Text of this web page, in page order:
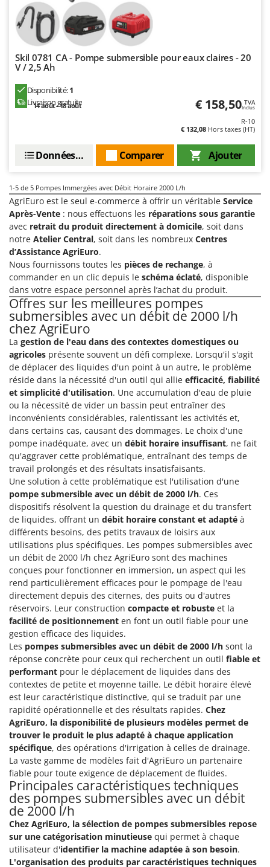
Perches Élagueuses
Pétrins à Spirale
Piscines
Planteuses de pommes de terre pour tracteur
Plateaux de coupe pour tracteur
Plumeuses
Pompes d'irrigation à tracteur
Pompes immergées électriques
Postes à souder
Poussoirs à saucisse
Presses à pellets
Pressoirs à fruits
Pressoirs à Raisin
Pulvérisateurs
Pulvérisateurs portés
R
Rafraîchisseurs d'air par évaporation
Rampes de chargement en aluminium
Râpes à fromage électriques
Râteaux pour tracteur
Remplisseuses
Robots nettoyeurs de piscine
Robots Tondeuses
Rogneuses de souches
Rouleaux pour tracteur
S
Scies à os
Scies à Ruban
Scies alternatives à batterie
Scies de jardin télescopiques
Sécateurs électriques à batterie
Sécateurs et Échenilloirs manuels
Sécateurs pneumatiques
Semoirs et Épandeurs d'engrais
Socs pour tracteur
Souffleurs aspirateurs pour Feuilles
Soufreuses - Poudreuses à dos
Soufreuses - Poudreuses pour tracteur
T
Taille-haies
Taille-haies à bras pour tracteur
Tarières
Tondeuses à Gazon
Tondeuses autoportées
Tondeuses débroussailleuses thermiques
Trancheuses
Francini
G
G3 Ferrari
Gardena
GeoTech
Ginko - MGM
Girmi
GRAEF
Gre
GreenBay
Greenworks
GRIFO
GVS
GYS
H
Hailo
Helvi
Henx
HiKOKI
Honda
I
Idromatic
Il-Tec
Imperia
Infaco
Intec
Intex
Italyco
ITM
J JOLLY ITALIA
K
KAAZ
Karcher
Kasco
Kemper
Keter
KitchenAid
Komo
L
Laica
Lampacrescia - MGM
Landxcape
LAR Casalinghi
Skil 0781 CA - Pompe submersible pour eaux claires - 20
V / 2,5 Ah
Disponibilité:1
Livraison gratuite
14 août - 18 août € 158,50 TVA
Inclus
R-10
€ 132,08 Hors taxes (HT)
Ajouter
Comparer
Données techniques
1-5 de 5 Pompes Immergées avec Débit Horaire 2000 L/h
AgriEuro est le seul e-commerce à offrir un véritable Service
Après-Vente : nous effectuons les réparations sous garantie
avec retrait du produit directement à domicile, soit dans
notre Atelier Central, soit dans les nombreux Centres
d’Assistance AgriEuro.
Nous fournissons toutes les pièces de rechange, à
commander en un clic depuis le schéma éclaté, disponible
dans votre espace personnel après l’achat du produit.
Offres sur les meilleures pompes
submersibles avec un débit de 2000 l/h
chez AgriEuro
La gestion de l'eau dans des contextes domestiques ou
agricoles présente souvent un défi complexe. Lorsqu'il s'agit
de déplacer des liquides d'un point à un autre, le problème
réside dans la nécessité d'un outil qui allie efficacité, fiabilité
et simplicité d'utilisation. Une accumulation d'eau de pluie
ou la nécessité de vider un bassin peut entraîner des
inconvénients considérables, ralentissant les activités et,
dans certains cas, causant des dommages. Le choix d'une
pompe inadéquate, avec un débit horaire insuffisant, ne fait
qu'aggraver cette problématique, entraînant des temps de
travail prolongés et des résultats insatisfaisants.
Une solution à cette problématique est l'utilisation d'une
pompe submersible avec un débit de 2000 l/h. Ces
dispositifs résolvent la question du drainage et du transfert
de liquides, offrant un débit horaire constant et adapté à
différents besoins, des petits travaux de loisirs aux
utilisations plus spécifiques. Les pompes submersibles avec
un débit de 2000 l/h chez AgriEuro sont des machines
conçues pour fonctionner en immersion, un aspect qui les
rend particulièrement efficaces pour le pompage de l'eau
directement depuis des citernes, des puits ou d'autres
réservoirs. Leur construction compacte et robuste et la
facilité de positionnement en font un outil fiable pour une
gestion efficace des liquides.
Les pompes submersibles avec un débit de 2000 l/h sont la
réponse concrète pour ceux qui recherchent un outil fiable et
performant pour le déplacement de liquides dans des
contextes de petite et moyenne taille. Le débit horaire élevé
est leur caractéristique distinctive, qui se traduit par une
rapidité opérationnelle et des résultats rapides. Chez
AgriEuro, la disponibilité de plusieurs modèles permet de
trouver le produit le plus adapté à chaque application
spécifique, des opérations d'irrigation à celles de drainage.
La vaste gamme de modèles fait d'AgriEuro un partenaire
fiable pour toute exigence de déplacement de fluides.
Principales caractéristiques techniques
des pompes submersibles avec un débit
de 2000 l/h
Chez AgriEuro, la sélection de pompes submersibles repose
sur une catégorisation minutieuse qui permet à chaque
utilisateur d'identifier la machine adaptée à son besoin.
L'organisation des produits par caractéristiques techniques